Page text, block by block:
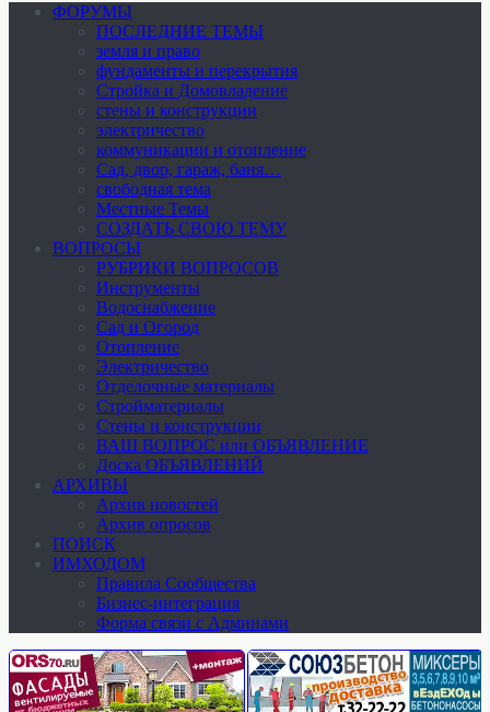
ФОРУМЫ
ПОСЛЕДНИЕ ТЕМЫ
земля и право
фундаменты и перекрытия
Стройка и Домовладение
стены и конструкции
электричество
коммуникации и отопление
Cад, двор, гараж, баня…
свободная тема
Местные Темы
СОЗДАТЬ СВОЮ ТЕМУ
ВОПРОСЫ
РУБРИКИ ВОПРОСОВ
Инструменты
Водоснабжение
Сад и Огород
Отопление
Электричество
Отделочные материалы
Стройматериалы
Стены и конструкции
ВАШ ВОПРОС или ОБЪЯВЛЕНИЕ
Доска ОБЪЯВЛЕНИЙ
АРХИВЫ
Архив новостей
Архив опросов
ПОИСК
ИМХОДОМ
Правила Сообщества
Бизнес-интеграция
Форма связи с Админами